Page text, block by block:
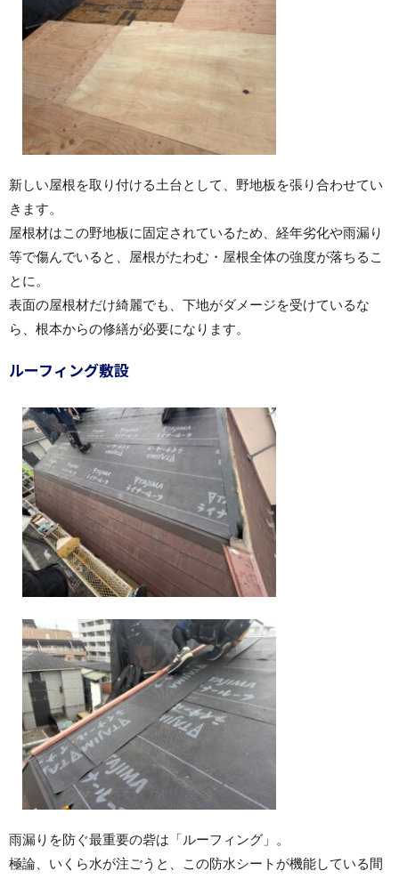
新しい屋根を取り付ける土台として、野地板を張り合わせてい
きます。
屋根材はこの野地板に固定されているため、経年劣化や雨漏り
等で傷んでいると、屋根がたわむ・屋根全体の強度が落ちるこ
とに。
表面の屋根材だけ綺麗でも、下地がダメージを受けているな
ら、根本からの修繕が必要になります。
ルーフィング敷設
雨漏りを防ぐ最重要の砦は「ルーフィング」。
極論、いくら水が注ごうと、この防水シートが機能している間